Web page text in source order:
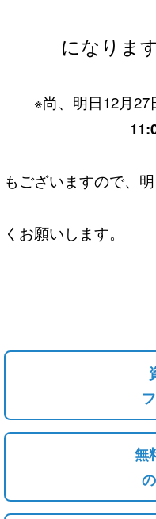
になります
※尚、明日12月27
です。但
もございますので、
もう一度
くお願いします。
無